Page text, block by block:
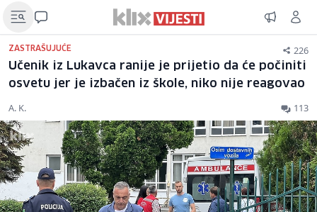
ZASTRAŠUJUĆE 226
Učenik iz Lukavca ranije je prijetio da će počiniti
osvetu jer je izbačen iz škole, niko nije reagovao
A. K. 113